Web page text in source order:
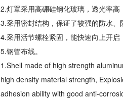
2.灯罩采用高硼硅钢化玻璃，透光率高
3.采用密封结构，保证了较强的防水、
4.采用活节螺栓紧固，能快速向上开启
5.钢管布线。
1.Shell made of high strength
high density material strength,
adhesion ability with good anti-